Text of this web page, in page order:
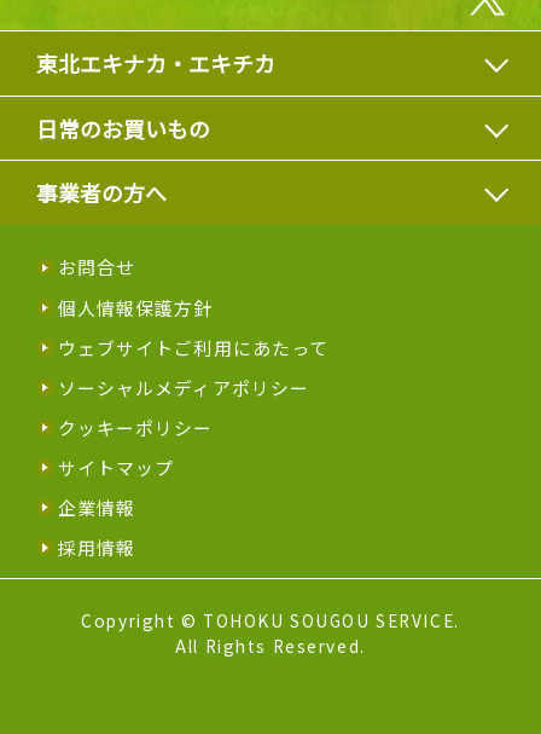
東北エキナカ・エキチカ
日常のお買いもの
事業者の方へ
お問合せ
個人情報保護方針
ウェブサイトご利用にあたって
ソーシャルメディアポリシー
クッキーポリシー
サイトマップ
企業情報
採用情報
Copyright © TOHOKU SOUGOU SERVICE.
All Rights Reserved.